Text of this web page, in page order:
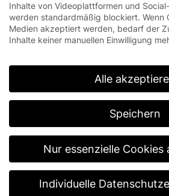
Das Schnelllauf-Spiraltor EFA-
erste echte Ein-Tor-Lösung für
Neben höchsten Öffnungs- und
jeden Tiefkühlraum eine
Lösung dar.
Inhalte von Videoplattformen und
werden standardmäßig blockiert. Wenn
Medien akzeptiert werden, bedarf der
Inhalte keiner manuellen Einwilligung
Alle
Speichern
Nur essenzielle Cookies
Individuelle